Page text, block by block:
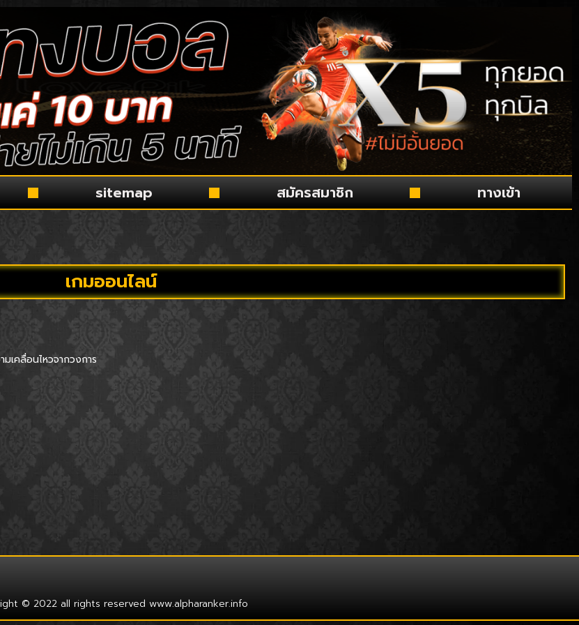
sitemap สมัครสมาชิก ทางเข้า
เกมออนไลน์
เคลื่อนไหวจากวงการ
© 2022 all rights reserved www.alpharanker.info